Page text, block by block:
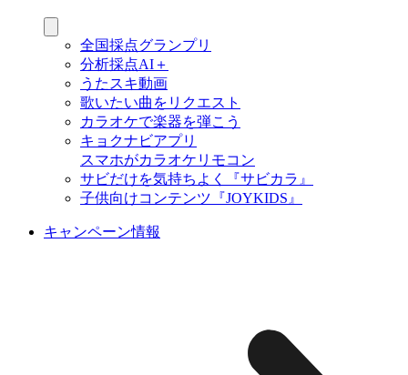
全国採点グランプリ
分析採点AI＋
うたスキ動画
歌いたい曲をリクエスト
カラオケで楽器を弾こう
キョクナビアプリ
スマホがカラオケリモコン
サビだけを気持ちよく『サビカラ』
子供向けコンテンツ『JOYKIDS』
キャンペーン情報